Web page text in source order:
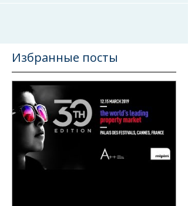
Избранные посты